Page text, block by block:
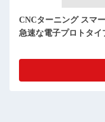
スマート 電子 製品 プ
ニング